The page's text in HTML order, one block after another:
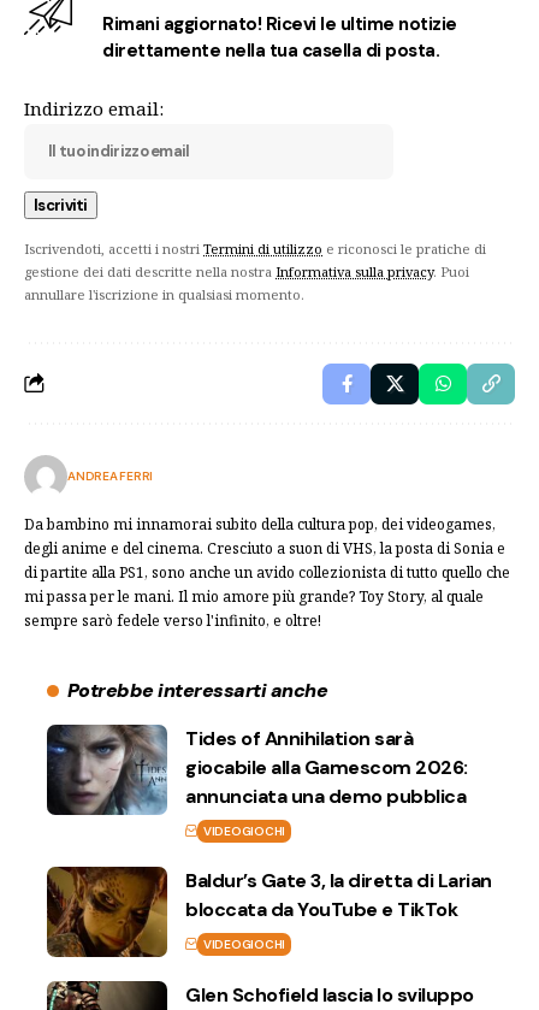
Rimani aggiornato! Ricevi le ultime notizie
direttamente nella tua casella di posta.
Indirizzo email:
Iscrivendoti, accetti i nostri Termini di utilizzo e riconosci le pratiche di
gestione dei dati descritte nella nostra Informativa sulla privacy. Puoi
annullare l'iscrizione in qualsiasi momento.
ANDREA FERRI
Da bambino mi innamorai subito della cultura pop, dei videogames,
degli anime e del cinema. Cresciuto a suon di VHS, la posta di Sonia e
di partite alla PS1, sono anche un avido collezionista di tutto quello che
mi passa per le mani. Il mio amore più grande? Toy Story, al quale
sempre sarò fedele verso l'infinito, e oltre!
Potrebbe interessarti anche
Tides of Annihilation sarà
giocabile alla Gamescom 2026:
annunciata una demo pubblica
VIDEOGIOCHI
Baldur’s Gate 3, la diretta di Larian
bloccata da YouTube e TikTok
VIDEOGIOCHI
Glen Schofield lascia lo sviluppo